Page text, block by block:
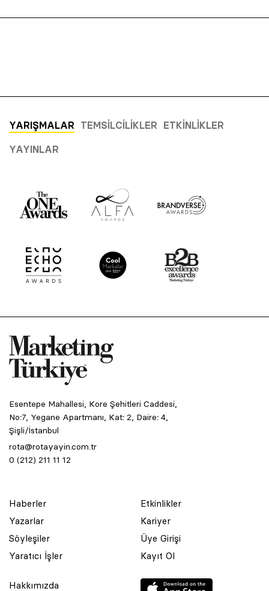
YARIŞMALAR TEMSILCILIKLER ETKINLIKLER
YAYINLAR
Esentepe Mahallesi, Kore Şehitleri Caddesi,
No:7, Yegane Apartmanı, Kat: 2, Daire: 4,
Şişli/İstanbul
rota@rotayayin.com.tr
0 (212) 211 11 12
Haberler
Yazarlar
Söyleşiler
Yaratıcı İşler
Etkinlikler
Kariyer
Üye Girişi
Kayıt Ol
Hakkımızda